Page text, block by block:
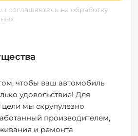
соглашаетесь на обработку
чтобы ваш автомобиль
удовольствие! Для
мы скрупулезно
производителем,
и ремонта